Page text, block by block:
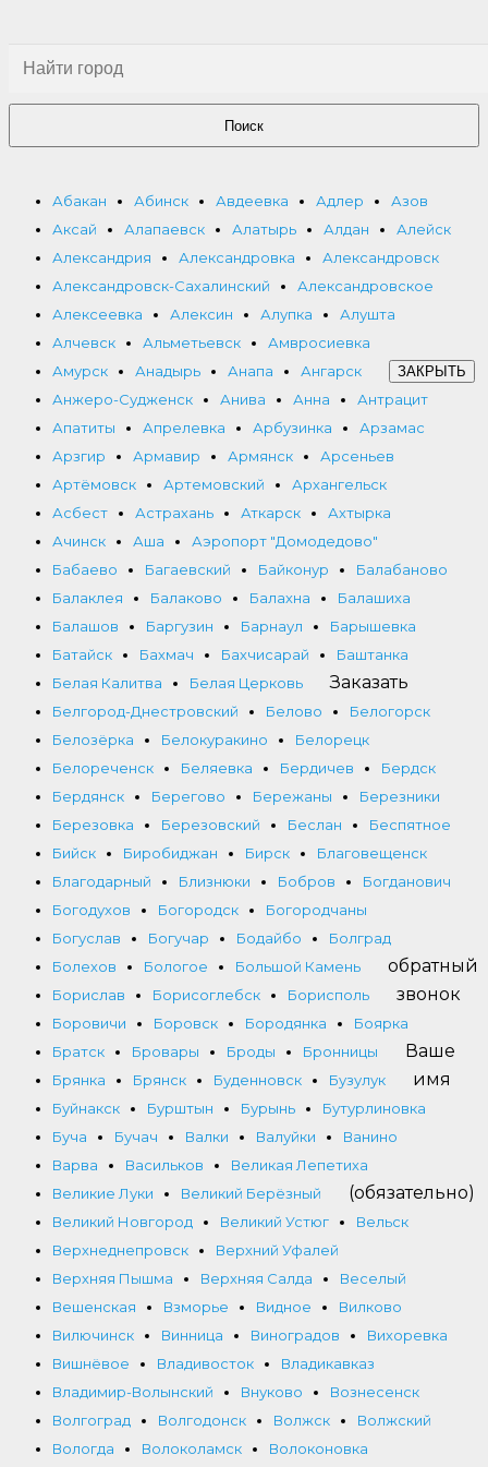
Поиск
Абакан Абинск Авдеевка Адлер
Азов
Аксай
Алапаевск Алатырь Алдан
Алейск
Александрия
Александровка
Александровск
Александровск-Сахалинский
Александровское
Алексеевка
Алексин Алупка
Алушта
Алчевск
Альметьевск
Амвросиевка
Амурск
Анадырь Анапа
Ангарск
Анжеро-Судженск
Анива Анна
Антрацит
Апатиты
Апрелевка Арбузинка
Арзамас
Арзгир
Армавир Армянск
Арсеньев
Артёмовск
Артемовский
Архангельск
Асбест
Астрахань Аткарск
Ахтырка
Ачинск
Аша
Аэропорт "Домодедово"
Бабаево
Багаевский Байконур
Балабаново
Балаклея
Балаково Балахна
Балашиха
Балашов
Баргузин Барнаул
Барышевка
Батайск
Бахмач Бахчисарай
Баштанка
Белая Калитва
Белая Церковь
Белгород-Днестровский
Белово
Белогорск
Белозёрка
Белокуракино
Белорецк
Белореченск
Беляевка Бердичев
Бердск
Бердянск
Берегово Бережаны
Березники
Березовка
Березовский Беслан
Беспятное
Бийск
Биробиджан Бирск
Благовещенск
Благодарный
Близнюки Бобров
Богданович
Богодухов
Богородск
Богородчаны
Богуслав
Богучар Бодайбо
Болград
Болехов
Бологое
Большой Камень
Борислав
Борисоглебск
Борисполь
Боровичи
Боровск Бородянка
Боярка
Братск
Бровары Броды
Бронницы
Брянка
Брянск Буденновск
Бузулук
Буйнакск
Бурштын Бурынь
Бутурлиновка
Буча
Бучач Валки Валуйки
Ванино
Варва
Васильков
Великая Лепетиха
Великие Луки
Великий Берёзный
Великий Новгород
Великий Устюг
Вельск
Верхнеднепровск
Верхний Уфалей
Верхняя Пышма
Верхняя Салда
Веселый
Вешенская
Взморье Видное
Вилково
Вилючинск
Винница Виноградов
Вихоревка
Вишнёвое
Владивосток
Владикавказ
Владимир-Волынский
Внуково
Вознесенск
Волгоград
Волгодонск Волжск
Волжский
Вологда
Волоколамск
Волоконовка
ЗАКРЫТЬ
Заказать
обратный
звонок
Ваше
имя
(обязательно)